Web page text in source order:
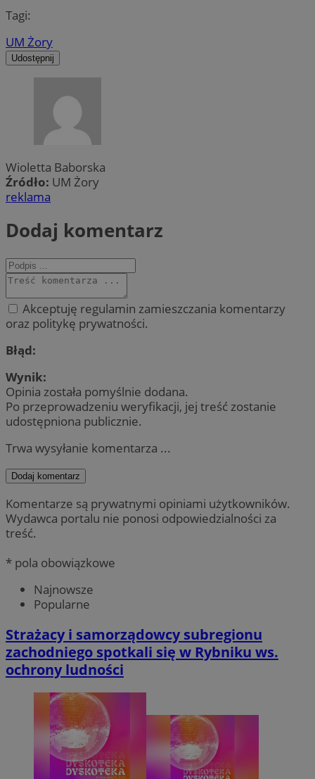
Tagi:
UM Żory
Udostępnij
Wioletta Baborska
Źródło: UM Żory
reklama
Dodaj komentarz
Akceptuję regulamin zamieszczania komentarzy
oraz politykę prywatności.
Błąd:
Wynik:
Opinia została pomyślnie dodana.
Po przeprowadzeniu weryfikacji, jej treść zostanie
udostępniona publicznie.
Trwa wysyłanie komentarza ...
Dodaj komentarz
Komentarze są prywatnymi opiniami użytkowników.
Wydawca portalu nie ponosi odpowiedzialności za
treść.
* pola obowiązkowe
Najnowsze
Popularne
Strażacy i samorządowcy subregionu
zachodniego spotkali się w Rybniku ws.
ochrony ludności